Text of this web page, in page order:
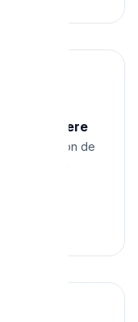
à Evere
et réparation de
à
pour un